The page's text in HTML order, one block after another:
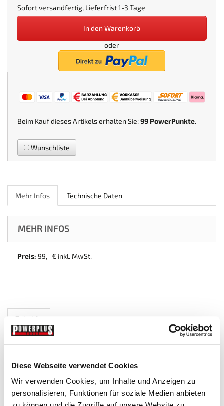
Diese Webseite verwendet Cookies
Wir verwenden Cookies, um Inhalte und Anzeigen zu
personalisieren, Funktionen für soziale Medien anbieten
Sofort versandfertig, Lieferfrist 1-3 Tage
In den Warenkorb
oder
Beim Kauf dieses Artikels erhalten Sie:99 PowerPunkte.
Wunschliste
Mehr Infos Technische Daten
MEHR INFOS
Preis: 99,- € inkl. MwSt.
Zubehör